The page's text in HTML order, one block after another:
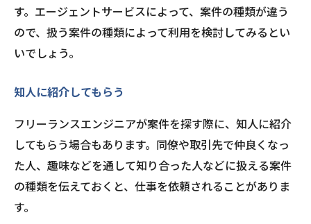
す。エージェントサービスによって、案件の種類が違う
ので、扱う案件の種類によって利用を検討してみるとい
いでしょう。
知人に紹介してもらう
フリーランスエンジニアが案件を探す際に、知人に紹介
してもらう場合もあります。同僚や取引先で仲良くなっ
た人、趣味などを通して知り合った人などに扱える案件
の種類を伝えておくと、仕事を依頼されることがありま
す。